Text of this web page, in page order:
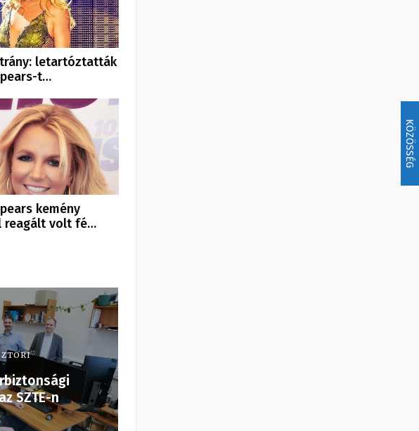
KÖZÖSSÉG
letartóztatták
t…
kemény
reagált volt fé…
SZTE-n